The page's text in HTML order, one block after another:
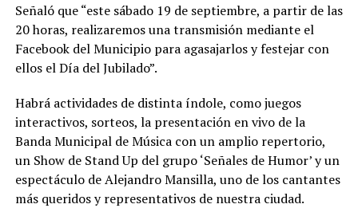
Señaló que “este sábado 19 de septiembre, a partir de las
20 horas, realizaremos una transmisión mediante el
Facebook del Municipio para agasajarlos y festejar con
ellos el Día del Jubilado”.
Habrá actividades de distinta índole, como juegos
interactivos, sorteos, la presentación en vivo de la
Banda Municipal de Música con un amplio repertorio,
un Show de Stand Up del grupo ‘Señales de Humor’ y un
espectáculo de Alejandro Mansilla, uno de los cantantes
más queridos y representativos de nuestra ciudad.